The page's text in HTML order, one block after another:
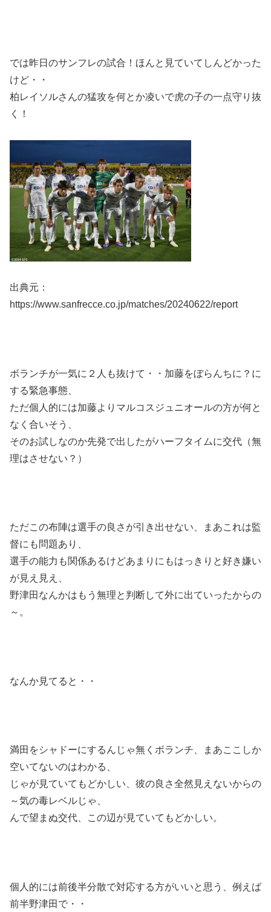
では昨日のサンフレの試合！ほんと見ていてしんどかった
けど・・
柏レイソルさんの猛攻を何とか凌いで虎の子の一点守り抜
く！
出典元：
https://www.sanfrecce.co.jp/matches/20240622/report
ボランチが一気に２人も抜けて・・加藤をぼらんちに？に
する緊急事態、
ただ個人的には加藤よりマルコスジュニオールの方が何と
なく合いそう、
そのお試しなのか先発で出したがハーフタイムに交代（無
理はさせない？）
ただこの布陣は選手の良さが引き出せない、まあこれは監
督にも問題あり、
選手の能力も関係あるけどあまりにもはっきりと好き嫌い
が見え見え、
野津田なんかはもう無理と判断して外に出ていったからの
～。
なんか見てると・・
満田をシャドーにするんじゃ無くボランチ、まあここしか
空いてないのはわかる、
じゃが見ていてもどかしい、彼の良さ全然見えないからの
～気の毒レベルじゃ、
んで望まぬ交代、この辺が見ていてもどかしい。
個人的には前後半分散で対応する方がいいと思う、例えば
前半野津田で・・